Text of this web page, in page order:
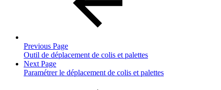
Previous Page
Outil de déplacement de colis et palettes
Next Page
Paramétrer le déplacement de colis et palettes